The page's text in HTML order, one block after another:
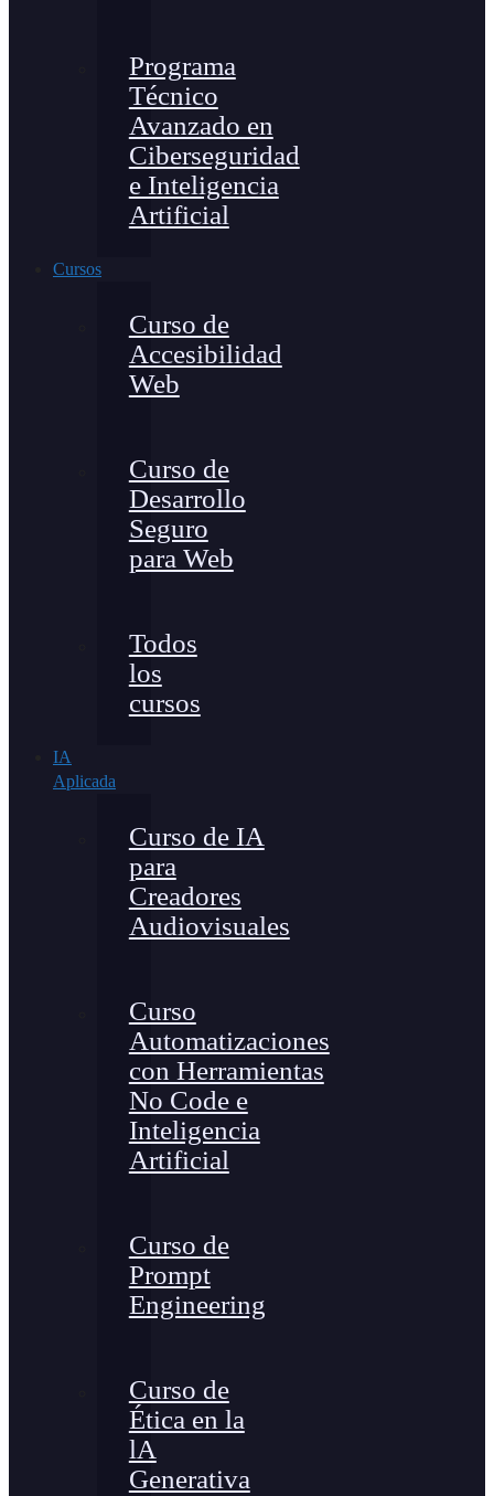
Programa
Técnico
Avanzado en
Ciberseguridad
e Inteligencia
Artificial
Cursos
Curso de
Accesibilidad
Web
Curso de
Desarrollo
Seguro
para Web
Todos
los
cursos
IA
Aplicada
Curso de IA
para
Creadores
Audiovisuales
Curso
Automatizaciones
con Herramientas
No Code e
Inteligencia
Artificial
Curso de
Prompt
Engineering
Curso de
Ética en la
lA
Generativa